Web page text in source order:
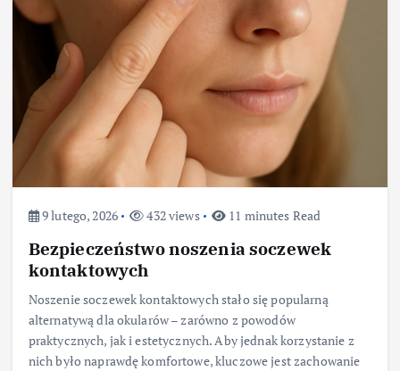
9 lutego, 2026 432 views 11 minutes Read
Bezpieczeństwo noszenia soczewek
kontaktowych
Noszenie soczewek kontaktowych stało się popularną
alternatywą dla okularów – zarówno z powodów
praktycznych, jak i estetycznych. Aby jednak korzystanie z
nich było naprawdę komfortowe, kluczowe jest zachowanie